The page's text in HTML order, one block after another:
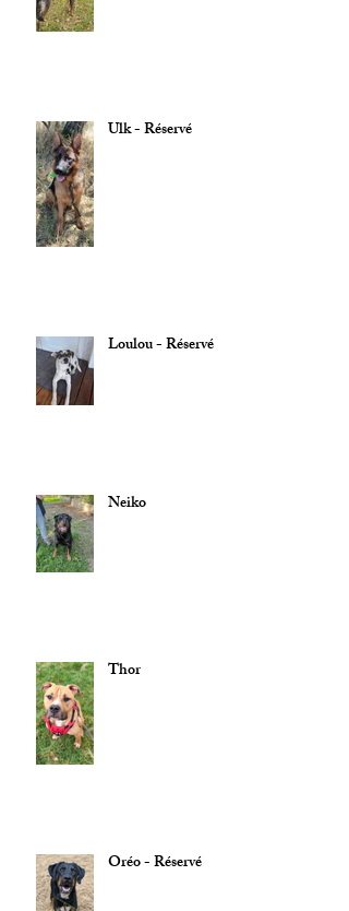
Ulk - Réservé
Loulou - Réservé
Neiko
Thor
Oréo - Réservé